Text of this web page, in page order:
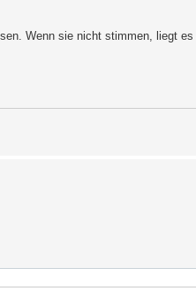
Wenn sie nicht stimmen, liegt